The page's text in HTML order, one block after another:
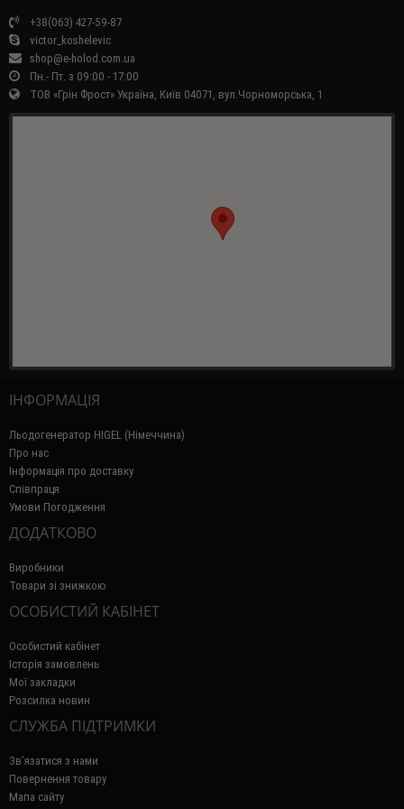
+38(063) 427-59-87
victor_koshelevic
shop@e-holod.com.ua
Пн.- Пт. з 09:00 - 17:00
ТОВ «Грін Фрост» Україна, Київ 04071, вул.Чорноморська, 1
ІНФОРМАЦІЯ
Льодогенератор HIGEL (Німеччина)
Про нас
Інформація про доставку
Співпраця
Умови Погодження
ДОДАТКОВО
Виробники
Товари зі знижкою
ОСОБИСТИЙ КАБІНЕТ
Особистий кабінет
Історія замовлень
Мої закладки
Розсилка новин
СЛУЖБА ПІДТРИМКИ
Зв’язатися з нами
Повернення товару
Мапа сайту